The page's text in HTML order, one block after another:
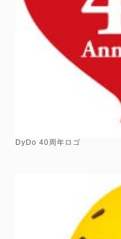
DyDo 40周年ロゴ